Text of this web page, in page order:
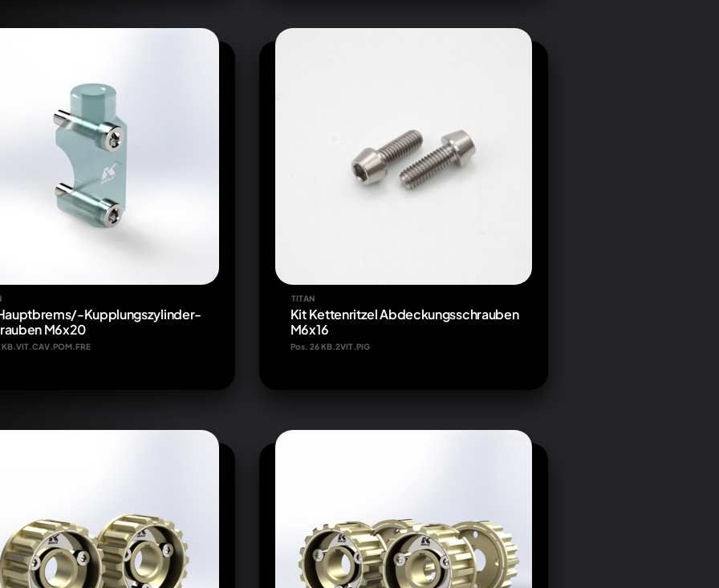
Kupplungszylinder-
M6x20
KB.VIT.CAV.POM.FRE
TITAN
Kit Kettenritzel Abdeckungsschrauben
M6x16
Pos. 26 KB.2VIT.PIG